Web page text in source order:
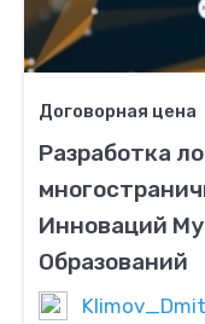
Договорная цена
Разработка
Инноваций
Образований